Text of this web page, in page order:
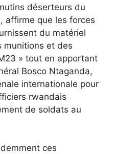
déserteurs du
affirme que les forces
du matériel
munitions et des
» tout en apportant
Bosco Ntaganda,
internationale pour
rwandais
de soldats au
ces